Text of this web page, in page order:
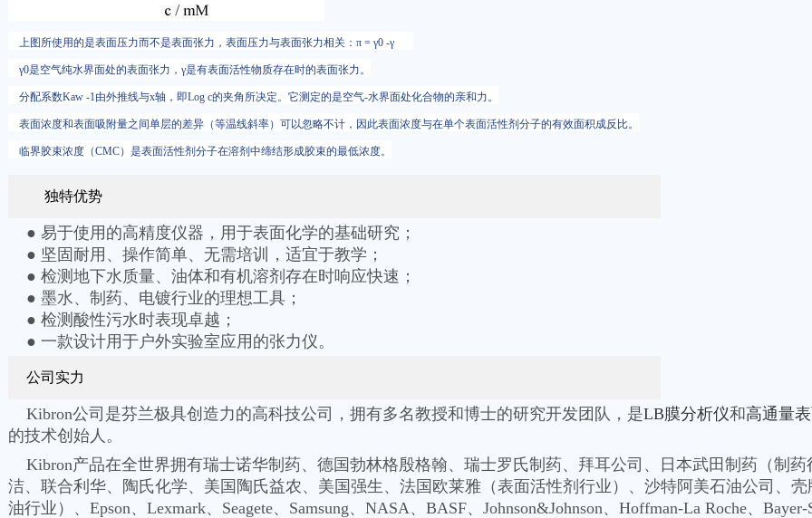
上图所使用的是表面压力而不是表面张力，表面压力与表面张力相关：π = γ0 -γ
γ0是空气纯水界面处的表面张力，γ是有表面活性物质存在时的表面张力。
分配系数Kaw -1由外推线与x轴，即Log c的夹角所决定。它测定的是空气-水界面处化合物的亲和力。
表面浓度和表面吸附量之间单层的差异（等温线斜率）可以忽略不计，因此表面浓度与在单个表面活性剂分子的有效面积成反比。
临界胶束浓度（CMC）是表面活性剂分子在溶剂中缔结形成胶束的最低浓度。
独特优势
● 易于使用的高精度仪器，用于表面化学的基础研究；
● 坚固耐用、操作简单、无需培训，适宜于教学；
● 检测地下水质量、油体和有机溶剂存在时响应快速；
● 墨水、制药、电镀行业的理想工具；
● 检测酸性污水时表现卓越；
● 一款设计用于户外实验室应用的张力仪。
公司实力
Kibron公司是芬兰极具创造力的高科技公司，拥有多名教授和博士的研究开发团队，是LB膜分析仪和高通量
的技术创始人。
Kibron产品在全世界拥有瑞士诺华制药、德国勃林格殷格翰、瑞士罗氏制药、拜耳公司、日本武田制药（制
洁、联合利华、陶氏化学、美国陶氏益农、美国强生、法国欧莱雅（表面活性剂行业）、沙特阿美石油公司、壳
油行业）、Epson、Lexmark、Seagete、Samsung、NASA、BASF、Johnson&Johnson、Hoffman-La Roche、